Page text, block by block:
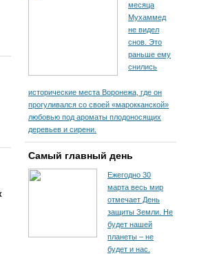
месяца
Мухаммед
не видел
снов. Это
раньше ему
снились
исторические места Воронежа, где он
прогуливался со своей «марокканской»
любовью под ароматы плодоносящих
деревьев и сирени.
Самый главный день
Ежегодно 30
марта весь мир
отмечает День
защиты Земли. Не
будет нашей
планеты – не
будет и нас.